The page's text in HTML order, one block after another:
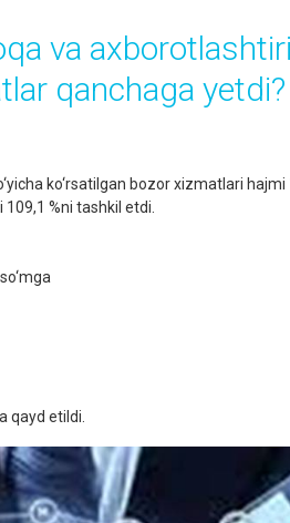
va
qanchaga yetdi?
ko‘rsatilgan bozor xizmatlari hajmi
%ni tashkil etdi.
qayd etildi.